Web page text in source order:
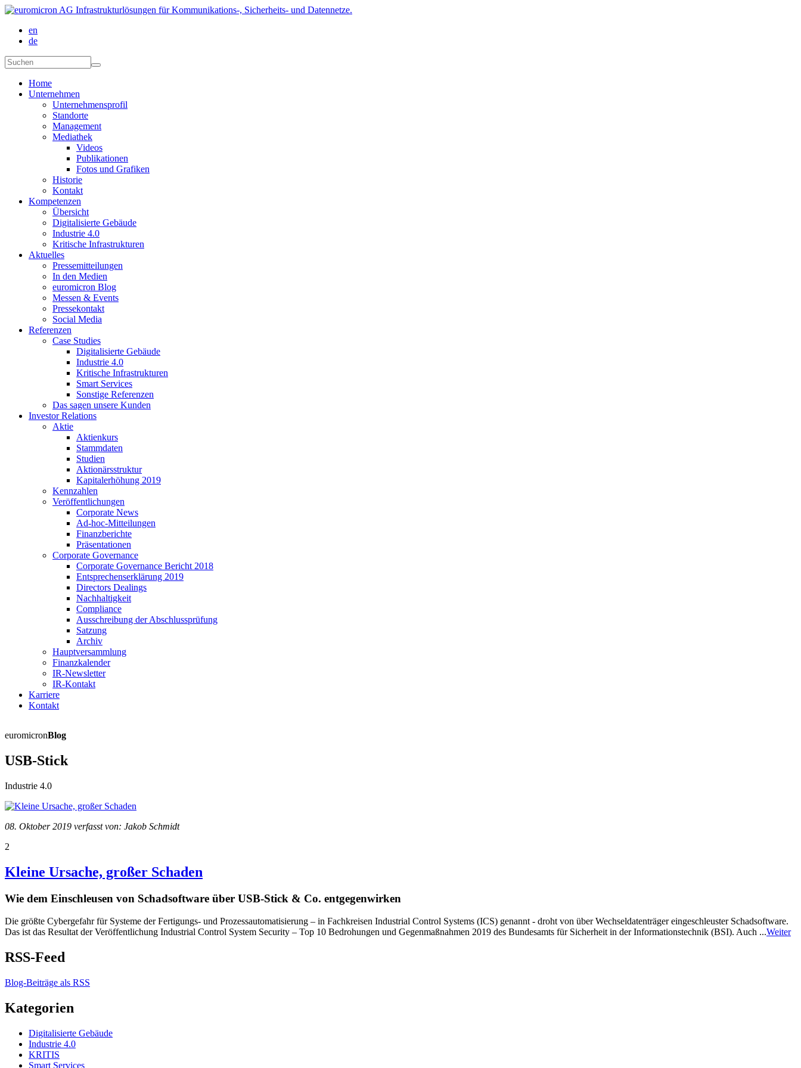
Direkt zum Inhalt
en
de
Home
Unternehmen
Unternehmensprofil
Standorte
Management
Mediathek
Videos
Publikationen
Fotos und Grafiken
Historie
Kontakt
Kompetenzen
Übersicht
Digitalisierte Gebäude
Industrie 4.0
Kritische Infrastrukturen
Aktuelles
Pressemitteilungen
In den Medien
euromicron Blog
Messen & Events
Pressekontakt
Social Media
Referenzen
Case Studies
Digitalisierte Gebäude
Industrie 4.0
Kritische Infrastrukturen
Smart Services
Sonstige Referenzen
Das sagen unsere Kunden
Investor Relations
Aktie
Aktienkurs
Stammdaten
Studien
Aktionärsstruktur
Kapitalerhöhung 2019
Kennzahlen
Veröffentlichungen
Corporate News
Ad-hoc-Mitteilungen
Finanzberichte
Präsentationen
Corporate Governance
Corporate Governance Bericht 2018
Entsprechenserklärung 2019
Directors Dealings
Nachhaltigkeit
Compliance
Ausschreibung der Abschlussprüfung
Satzung
Archiv
Hauptversammlung
Finanzkalender
IR-Newsletter
IR-Kontakt
Karriere
Kontakt
euromicronBlog
USB-Stick
Industrie 4.0
08. Oktober 2019 verfasst von: Jakob Schmidt
2
Kleine Ursache, großer Schaden
Wie dem Einschleusen von Schadsoftware über USB-Stick & Co. entgegenwirken
Die größte Cybergefahr für Systeme der Fertigungs- und Prozessautomatisierung – in Fachkreisen Industrial Control Systems (ICS) genannt - droht von über Wechseldatenträger eingeschleuster Schadsoftware.
Das ist das Resultat der Veröffentlichung Industrial Control System Security – Top 10 Bedrohungen und Gegenmaßnahmen 2019 des Bundesamts für Sicherheit in der Informationstechnik (BSI). Auch ...Weiter
RSS-Feed
Blog-Beiträge als RSS
Kategorien
Digitalisierte Gebäude
Industrie 4.0
KRITIS
Smart Services